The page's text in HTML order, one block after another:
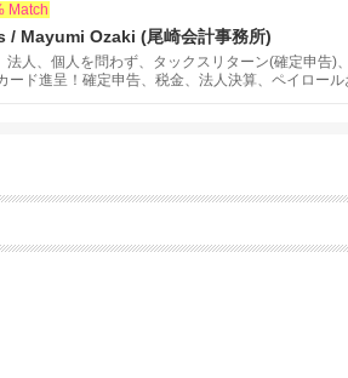
Match
Mayumi Ozaki (尾崎会計事務所)
法人、個人を問わず、タックスリターン(確定申
ード進呈！確定申告、税金、法人決算、ペイロー